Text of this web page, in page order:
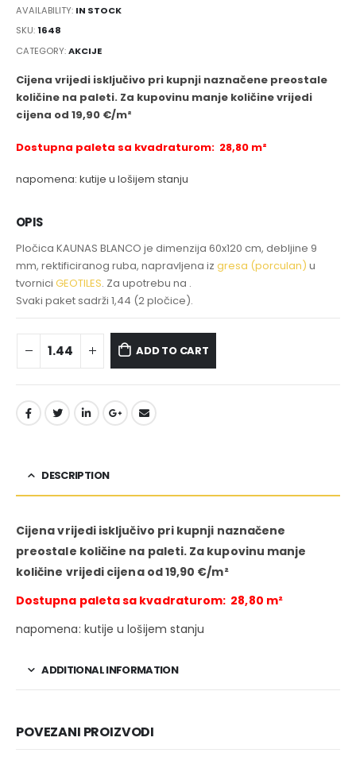
AVAILABILITY: IN STOCK
SKU:1648
CATEGORY:AKCIJE
Cijena vrijedi isključivo pri kupnji naznačene preostale
količine na paleti. Za kupovinu manje količine vrijedi
cijena od 19,90 €/m²
Dostupna paleta sa kvadraturom: 28,80 m²
napomena: kutije u lošijem stanju
OPIS
Pločica KAUNAS BLANCO je dimenzija 60x120 cm, debljine 9
mm, rektificiranog ruba, napravljena iz gresa (porculan) u
tvornici GEOTILES. Za upotrebu na .
Svaki paket sadrži 1,44 (2 pločice).
ADD TO CART
DESCRIPTION
Cijena vrijedi isključivo pri kupnji naznačene
preostale količine na paleti. Za kupovinu manje
količine vrijedi cijena od 19,90 €/m²
Dostupna paleta sa kvadraturom: 28,80 m²
napomena: kutije u lošijem stanju
ADDITIONAL INFORMATION
POVEZANI PROIZVODI